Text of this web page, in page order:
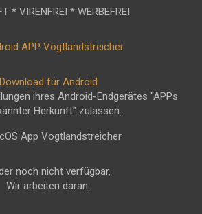
* VIRENFREI * WERBEFREI
Download für Android
ihres Android-Endgerätes "APPs
Herkunft" zulassen.
noch nicht verfügbar.
Wir arbeiten daran.